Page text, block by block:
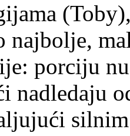
porciju
nadledaju